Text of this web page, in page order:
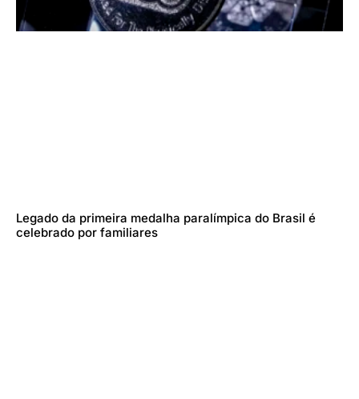
Legado da primeira medalha paralímpica do Brasil é
celebrado por familiares